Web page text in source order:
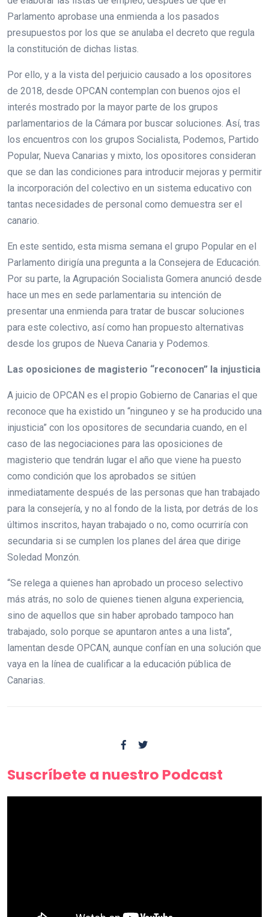
Parlamento aprobase una enmienda a los pasados
presupuestos por los que se anulaba el decreto que regula
la constitución de dichas listas.
Por ello, y a la vista del perjuicio causado a los opositores
de 2018, desde OPCAN contemplan con buenos ojos el
interés mostrado por la mayor parte de los grupos
parlamentarios de la Cámara por buscar soluciones. Así, tras
los encuentros con los grupos Socialista, Podemos, Partido
Popular, Nueva Canarias y mixto, los opositores consideran
que se dan las condiciones para introducir mejoras y permitir
la incorporación del colectivo en un sistema educativo con
tantas necesidades de personal como demuestra ser el
canario.
En este sentido, esta misma semana el grupo Popular en el
Parlamento dirigía una pregunta a la Consejera de Educación.
Por su parte, la Agrupación Socialista Gomera anunció desde
hace un mes en sede parlamentaria su intención de
presentar una enmienda para tratar de buscar soluciones
para este colectivo, así como han propuesto alternativas
desde los grupos de Nueva Canaria y Podemos.
Las oposiciones de magisterio “reconocen” la injusticia
A juicio de OPCAN es el propio Gobierno de Canarias el que
reconoce que ha existido un “ninguneo y se ha producido una
injusticia” con los opositores de secundaria cuando, en el
caso de las negociaciones para las oposiciones de
magisterio que tendrán lugar el año que viene ha puesto
como condición que los aprobados se sitúen
inmediatamente después de las personas que han trabajado
para la consejería, y no al fondo de la lista, por detrás de los
últimos inscritos, hayan trabajado o no, como ocurriría con
secundaria si se cumplen los planes del área que dirige
Soledad Monzón.
“Se relega a quienes han aprobado un proceso selectivo
más atrás, no solo de quienes tienen alguna experiencia,
sino de aquellos que sin haber aprobado tampoco han
trabajado, solo porque se apuntaron antes a una lista”,
lamentan desde OPCAN, aunque confían en una solución que
vaya en la línea de cualificar a la educación pública de
Canarias.
Suscríbete a nuestro Podcast